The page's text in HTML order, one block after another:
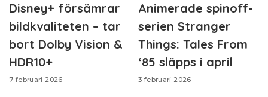
Disney+ försämrar
bildkvaliteten – tar
bort Dolby Vision &
HDR10+
7 februari 2026
Animerade spinoff-
serien Stranger
Things: Tales From
‘85 släpps i april
3 februari 2026